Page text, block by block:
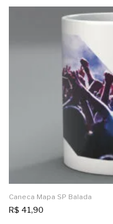
Caneca Mapa SP Balada
R$ 41,90